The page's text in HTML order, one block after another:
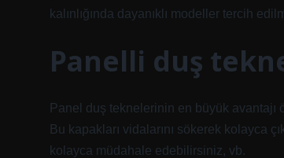
kalınlığında dayanıklı modeller tercih
Panelli duş
Panel duş teknelerinin en büyük avantajı
Bu kapakları vidalarını sökerek kolayca
kolayca müdahale edebilirsiniz, vb.